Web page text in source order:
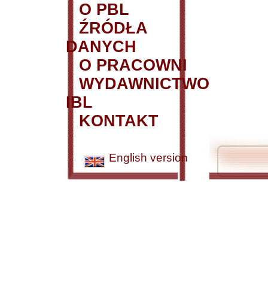
O PBL
ŹRÓDŁA
DANYCH
O PRACOWNI
WYDAWNICTWO
IBL
KONTAKT
English version